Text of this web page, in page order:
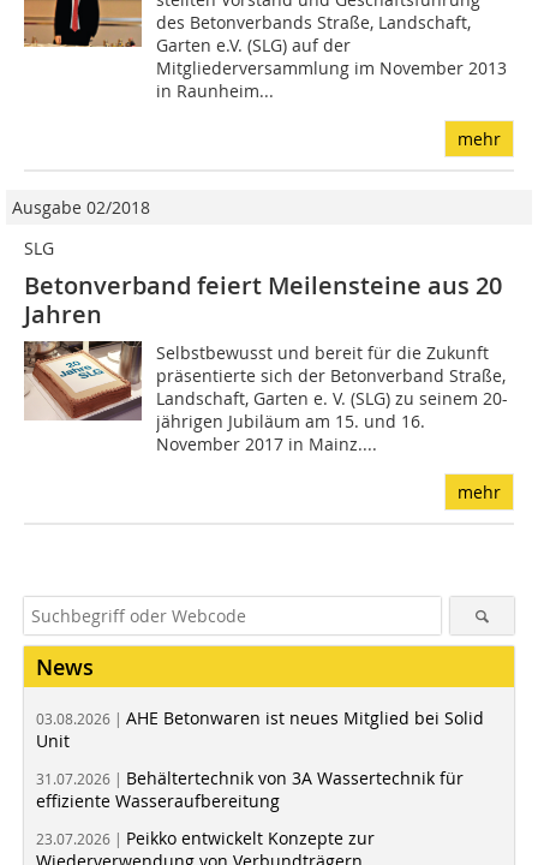
des Betonverbands Straße, Landschaft,
Garten e.V. (SLG) auf der
Mitgliederversammlung im November 2013
in Raunheim...
mehr
Ausgabe 02/2018
SLG
Betonverband feiert Meilensteine aus 20
Jahren
Selbstbewusst und bereit für die Zukunft
präsentierte sich der Betonverband Straße,
Landschaft, Garten e. V. (SLG) zu seinem 20-
jährigen Jubiläum am 15. und 16.
November 2017 in Mainz....
mehr
News
03.08.2026 | AHE Betonwaren ist neues Mitglied bei Solid
Unit
31.07.2026 | Behältertechnik von 3A Wassertechnik für
effiziente Wasseraufbereitung
23.07.2026 | Peikko entwickelt Konzepte zur